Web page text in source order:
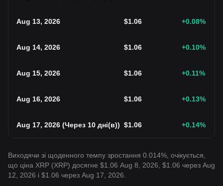
Aug 13, 2026 $1.06 +0.08%
Aug 14, 2026 $1.06 +0.10%
Aug 15, 2026 $1.06 +0.11%
Aug 16, 2026 $1.06 +0.13%
Aug 17, 2026 (Через 10 дні(в)) $1.06 +0.14%
Виходячи зі щоденного темпу зростання 0.014%, очікується,
що ціна XRP (XRP) досягне $1.06 Aug 8, 2026, $1.06 через Aug
12, 2026 і $1.06 через Aug 17, 2026.